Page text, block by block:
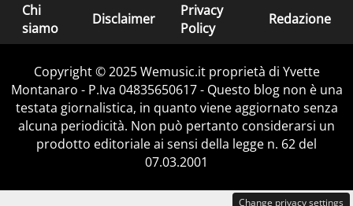
Chi
siamo
Disclaimer
Privacy
Policy
Redazione
Copyright © 2025 Wemusic.it proprietà di Yvette
Montanaro - P.Iva 04835650617 - Questo blog non è una
testata giornalistica, in quanto viene aggiornato senza
alcuna periodicità. Non può pertanto considerarsi un
prodotto editoriale ai sensi della legge n. 62 del
07.03.2001
Change privacy settings